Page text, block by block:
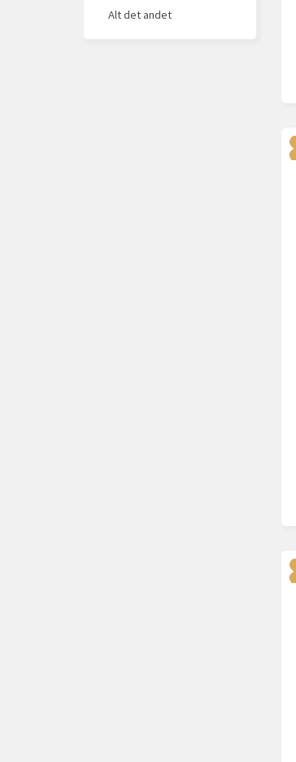
Alt det andet